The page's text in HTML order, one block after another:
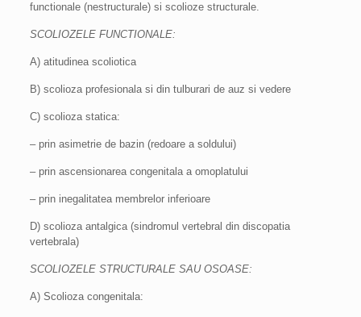
functionale (nestructurale) si scolioze structurale.
SCOLIOZELE FUNCTIONALE:
A) atitudinea scoliotica
B) scolioza profesionala si din tulburari de auz si vedere
C) scolioza statica:
– prin asimetrie de bazin (redoare a soldului)
– prin ascensionarea congenitala a omoplatului
– prin inegalitatea membrelor inferioare
D) scolioza antalgica (sindromul vertebral din discopatia
vertebrala)
SCOLIOZELE STRUCTURALE SAU OSOASE:
A) Scolioza congenitala: